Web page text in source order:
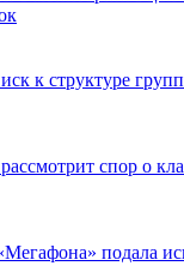
к структуре
спор о
подала